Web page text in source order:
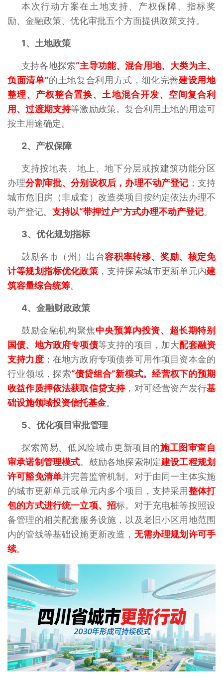
本次行动方案在土地支持、产权保障、指标奖
励、金融政策、优化审批五个方面提供政策支持。
1、 土地政策
支持各地探索“主导功能、混合用地、大类为主、
负面清单”的土地复合利用方式，细化完善建设用地
整理、产权整合置换、土地混合开发、空间复合利
用、过渡期支持等激励政策。复合利用土地的用途可
按主用途确定。
2、 产权保障
支持按地表、地上、地下分层或按建筑功能分区
办理分割审批、分别设权后，办理不动产登记 ；支持
城市危旧房（非成套）改造类项目按约定依法办理不
动产登记。 支持以“带押过户”方式办理不动产登记。
3、 优化规划指标
鼓励各市（州）出台容积率转移、奖励、核定免
计等规划指标优化政策，支持探索城市更新单元内建
筑容量综合统筹。
4、 金融财政政策
鼓励金融机构聚焦中央预算内投资、超长期特别
国债、地方政府专项债等支持的项目，加大配套融资
支持力度；在地方政府专项债券可用作项目资本金的
行业领域，探索“债贷组合”新模式。经营权下的预期
收益作质押依法获取信贷支持，对可经营资产发行基
础设施领域投资信托基金。
5、 优化项目审批管理
探索简易、低风险城市更新项目的施工图审查自
审承诺制管理模式。鼓励各地探索制定建设工程规划
许可豁免清单并完善监管机制。对于由同一主体实施
的城市更新单元或单元内多个项目，支持采用整体打
包的方式进行统一立项、招标。对于充电桩等按照设
备管理的相关配套服务设施，以及老旧小区用地范围
内的管线等基础设施更新改造， 无需办理规划许可手
续。